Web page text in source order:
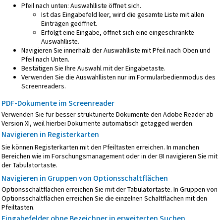
Pfeil nach unten: Auswahlliste öffnet sich.
Ist das Eingabefeld leer, wird die gesamte Liste mit allen
Einträgen geöffnet.
Erfolgt eine Eingabe, öffnet sich eine eingeschränkte
Auswahlliste.
Navigieren Sie innerhalb der Auswahlliste mit Pfeil nach Oben und
Pfeil nach Unten.
Bestätigen Sie Ihre Auswahl mit der Eingabetaste.
Verwenden Sie die Auswahllisten nur im Formularbedienmodus des
Screenreaders.
PDF-Dokumente im Screenreader
Verwenden Sie für besser strukturierte Dokumente den Adobe Reader ab
Version XI, weil hierbei Dokumente automatisch getagged werden.
Navigieren in Registerkarten
Sie können Registerkarten mit den Pfeiltasten erreichen. In manchen
Bereichen wie im Forschungsmanagement oder in der BI navigieren Sie mit
der Tabulatortaste.
Navigieren in Gruppen von Optionsschaltflächen
Optionsschaltflächen erreichen Sie mit der Tabulatortaste. In Gruppen von
Optionsschaltflächen erreichen Sie die einzelnen Schaltflächen mit den
Pfeiltasten.